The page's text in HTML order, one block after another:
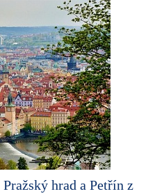
hrad a Petřín z